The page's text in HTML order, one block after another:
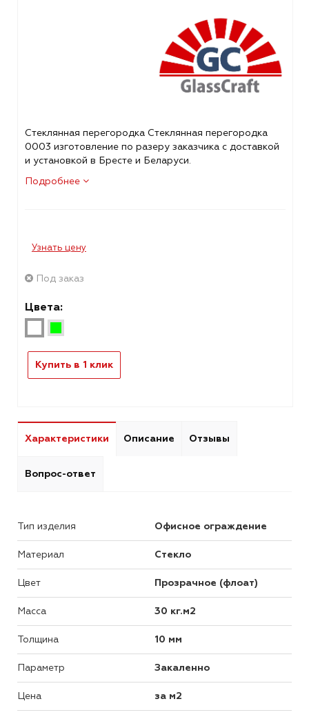
Стеклянная перегородка Стеклянная перегородка
0003 изготовление по разеру заказчика с доставкой
и установкой в Бресте и Беларуси.
Подробнее
Узнать цену
Под заказ
Цвета:
Купить в 1 клик
Характеристики Описание Отзывы
Вопрос-ответ
Тип изделия Офисное ограждение
Материал Стекло
Цвет Прозрачное (флоат)
Масса 30 кг.м2
Толщина 10 мм
Параметр Закаленно
Цена за м2